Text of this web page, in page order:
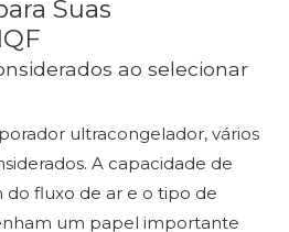
Suas
ao selecionar
ultracongelador, vários
A capacidade de
do fluxo de ar e o tipo de
um papel importante